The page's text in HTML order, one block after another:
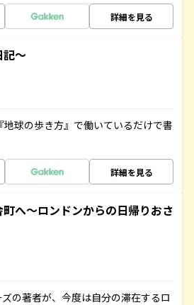
詳細を見る
記～
球の歩き方』で働いているだけで書
詳細を見る
へ～ロンドンからの日帰りおさ
の著者が、今度は自分の滞在するロ